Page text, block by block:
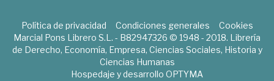
Política de privacidad Condiciones generales
Cookies
Marcial Pons Librero S.L. - B82947326 © 1948 - 2018. Librería
de Derecho, Economía, Empresa, Ciencias Sociales, Historia y
Ciencias Humanas
Hospedaje y desarrollo OPTYMA